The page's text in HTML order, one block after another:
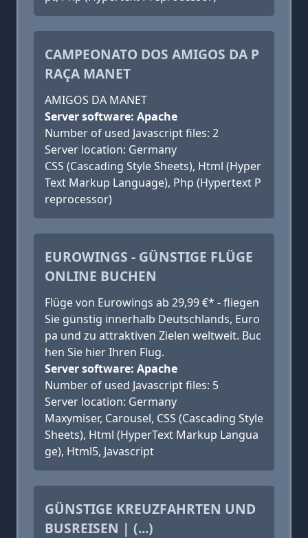
CAMPEONATO DOS AMIGOS DA P
RAÇA MANET
AMIGOS DA MANET
Server software: Apache
Number of used Javascript files: 2
Server location: Germany
CSS (Cascading Style Sheets), Html (Hyper
Text Markup Language), Php (Hypertext P
reprocessor)
EUROWINGS - GÜNSTIGE FLÜGE
ONLINE BUCHEN
Flüge von Eurowings ab 29,99 €* - fliegen
Sie günstig innerhalb Deutschlands, Euro
pa und zu attraktiven Zielen weltweit. Buc
hen Sie hier Ihren Flug.
Server software: Apache
Number of used Javascript files: 5
Server location: Germany
Maxymiser, Carousel, CSS (Cascading Style
Sheets), Html (HyperText Markup Langua
ge), Html5, Javascript
GÜNSTIGE KREUZFAHRTEN UND
BUSREISEN | (...)